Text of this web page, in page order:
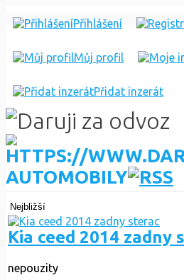
Přihlášení
Můj profil
Přidat inzerát
AUTOMOBILY
Nejbližší
Kia ceed 2014 zadny
nepouzity